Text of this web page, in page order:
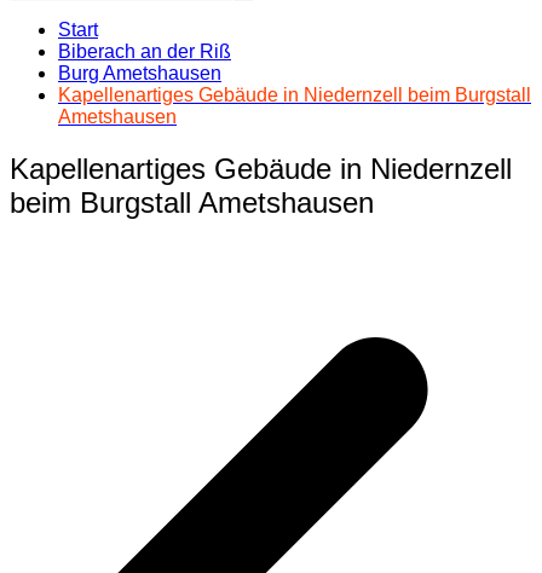
Start
Biberach an der Riß
Burg Ametshausen
Kapellenartiges Gebäude in Niedernzell beim Burgstall
Ametshausen
Kapellenartiges Gebäude in Niedernzell
beim Burgstall Ametshausen